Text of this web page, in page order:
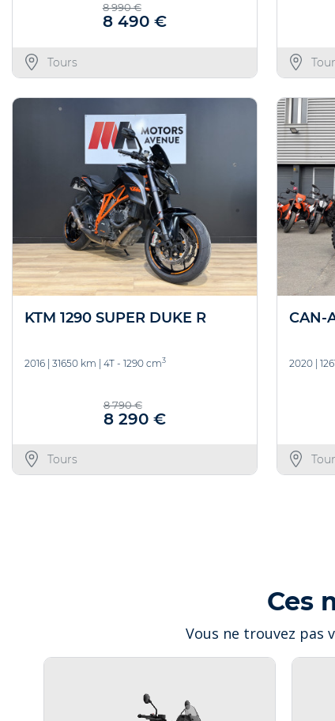
8 990 €
8 490 €
Tours
KTM 1290 SUPER DUKE R
2016 31650 km 4T - 1290 cm3
8 790 €
8 290 €
Tours
CAN-
2020|
Ces
Vous ne trouvez pas